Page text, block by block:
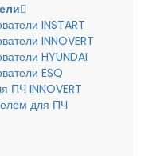
INSTART
INNOVERT
HYUNDAI
ESQ
ПЧ INNOVERT
для ПЧ